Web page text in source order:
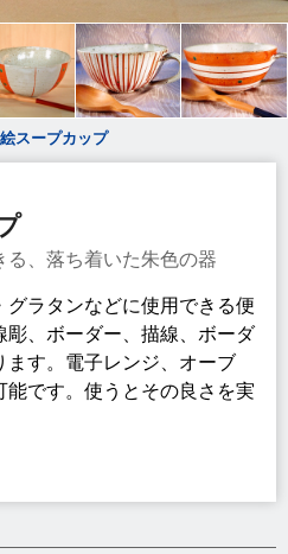
スープカップ
、落ち着いた朱色の器
ラタンなどに使用できる便
、ボーダー、描線、ボーダ
す。電子レンジ、オーブ
です。使うとその良さを実